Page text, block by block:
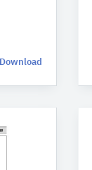
Download